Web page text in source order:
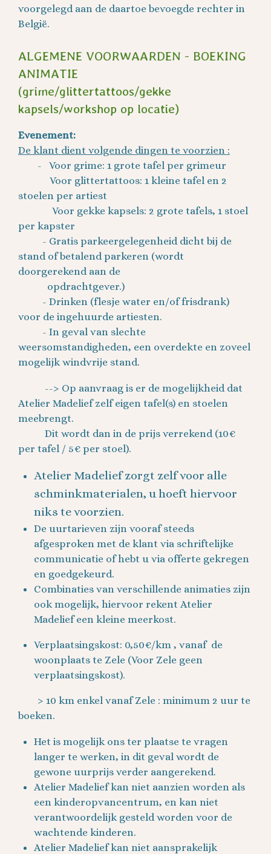
voorgelegd aan de daartoe bevoegde rechter in
België.
ALGEMENE VOORWAARDEN - BOEKING
ANIMATIE
(grime/glittertattoos/gekke
kapsels/workshop op locatie)
Evenement:
De klant dient volgende dingen te voorzien :
- Voor grime: 1 grote tafel per grimeur
Voor glittertattoos: 1 kleine tafel en 2
stoelen per artiest
Voor gekke kapsels: 2 grote tafels, 1 stoel
per kapster
- Gratis parkeergelegenheid dicht bij de
stand of betalend parkeren (wordt
doorgerekend aan de
opdrachtgever.)
- Drinken (flesje water en/of frisdrank)
voor de ingehuurde artiesten.
- In geval van slechte
weersomstandigheden, een overdekte en zoveel
mogelijk windvrije stand.
--> Op aanvraag is er de mogelijkheid dat
Atelier Madelief zelf eigen tafel(s) en stoelen
meebrengt.
Dit wordt dan in de prijs verrekend (10€
per tafel / 5€ per stoel).
Atelier Madelief zorgt zelf voor alle
schminkmaterialen, u hoeft hiervoor
niks te voorzien.
De uurtarieven zijn vooraf steeds
afgesproken met de klant via schriftelijke
communicatie of hebt u via offerte gekregen
en goedgekeurd.
Combinaties van verschillende animaties zijn
ook mogelijk, hiervoor rekent Atelier
Madelief een kleine meerkost.
Verplaatsingskost: 0,50€/km , vanaf de
woonplaats te Zele (Voor Zele geen
verplaatsingskost).
> 10 km enkel vanaf Zele : minimum 2 uur te
boeken.
Het is mogelijk ons ter plaatse te vragen
langer te werken, in dit geval wordt de
gewone uurprijs verder aangerekend.
Atelier Madelief kan niet aanzien worden als
een kinderopvancentrum, en kan niet
verantwoordelijk gesteld worden voor de
wachtende kinderen.
Atelier Madelief kan niet aansprakelijk